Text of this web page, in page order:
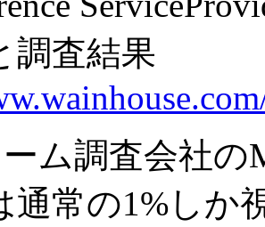
調査結果
ム調査会社の
通常の1%しか